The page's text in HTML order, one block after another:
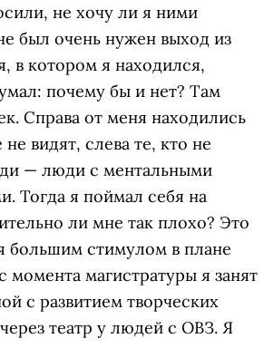
не хочу ли я ними
был очень нужен выход из
в котором я находился,
почему бы и нет? Там
Справа от меня находились
видят, слева те, кто не
— люди с ментальными
Тогда я поймал себя на
ли мне так плохо? Это
большим стимулом в плане
момента магистратуры я занят
с развитием творческих
театр у людей с ОВЗ. Я